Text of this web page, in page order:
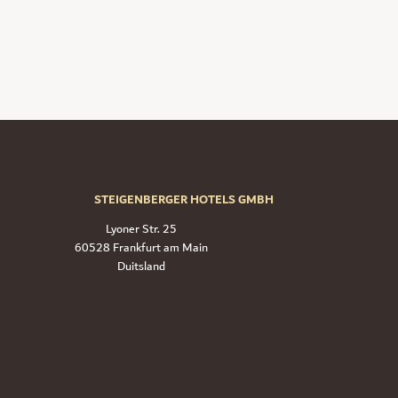
STEIGENBERGER HOTELS GMBH
Lyoner Str. 25
60528 Frankfurt am Main
Duitsland